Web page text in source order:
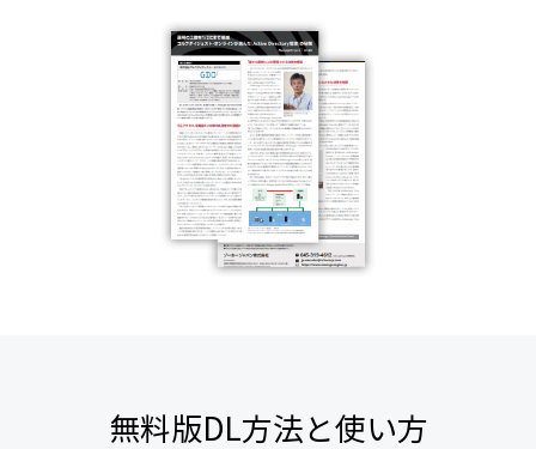
無料版DL方法と使い方